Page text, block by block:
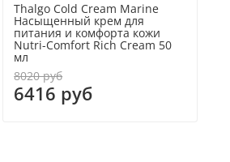
Thalgo Cold Cream Marine
Насыщенный крем для
питания и комфорта кожи
Nutri-Comfort Rich Cream 50
мл
8020 руб
6416 руб